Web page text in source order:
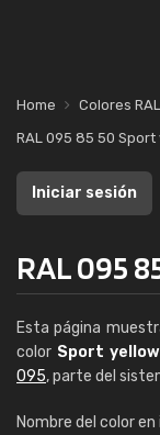
Home Colores RAL
RAL 095 85 50 Sport
Iniciar sesión
RAL 095
Esta página
color Sport yellow
095, parte del
Nombre del color en